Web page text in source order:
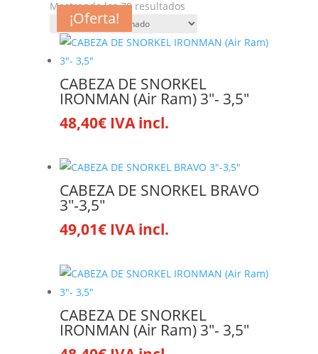
Mostrando los 70 resultados
CABEZA DE SNORKEL
IRONMAN (Air Ram) 3″- 3,5″
48,40€ IVA incl.
variantes.
opciones
pueden
la
CABEZA DE SNORKEL BRAVO
3″-3,5″
49,01€ IVA incl.
Las
opciones
CABEZA DE SNORKEL
IRONMAN (Air Ram) 3″- 3,5″
¡Oferta!
¡Oferta!
¡Oferta!
¡Oferta!
¡Oferta!
¡Oferta!
¡Oferta!
¡Oferta!
¡Oferta!
¡Oferta!
¡Oferta!
¡Oferta!
¡Oferta!